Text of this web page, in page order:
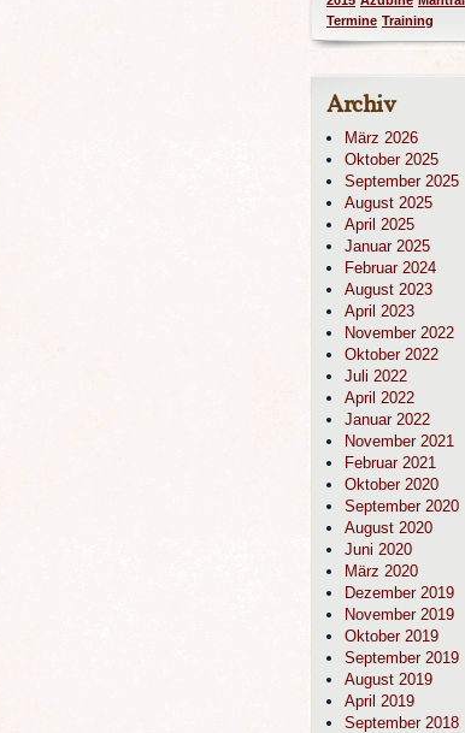
Termine Training
Archiv
März 2026
Oktober 2025
September 2025
August 2025
April 2025
Januar 2025
Februar 2024
August 2023
April 2023
November 2022
Oktober 2022
Juli 2022
April 2022
Januar 2022
November 2021
Februar 2021
Oktober 2020
September 2020
August 2020
Juni 2020
März 2020
Dezember 2019
November 2019
Oktober 2019
September 2019
August 2019
April 2019
September 2018